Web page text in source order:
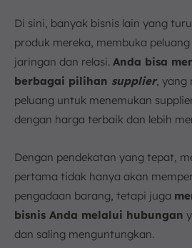
Di sini, banyak bisnis lain yang
produk mereka, membuka
jaringan dan relasi. Anda bisa
berbagai pilihan supplier, yang
peluang untuk menemukan
dengan harga terbaik dan lebih
Dengan pendekatan yang tepat,
pertama tidak hanya akan
pengadaan barang, tetapi juga
bisnis Anda melalui hubungan
dan saling menguntungkan.